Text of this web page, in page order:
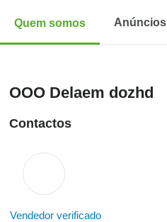
Quem somos Anúncios
OOO Delaem dozhd
Contactos
Vendedor verificado